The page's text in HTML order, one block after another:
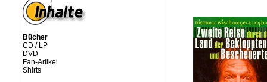
Bücher
CD / LP
DVD
Fan-Artikel
Shirts